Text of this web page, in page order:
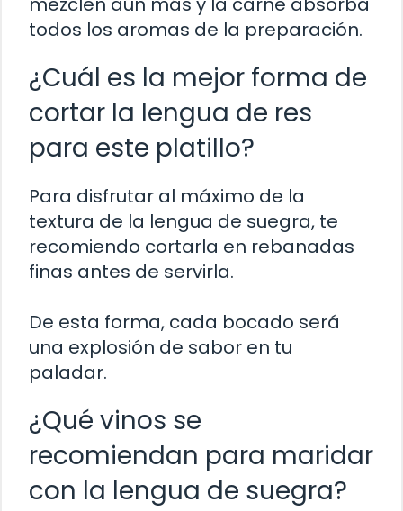
todos los aromas de la preparación.
¿Cuál es la mejor forma de
cortar la lengua de res
para este platillo?
Para disfrutar al máximo de la
textura de la lengua de suegra, te
recomiendo cortarla en rebanadas
finas antes de servirla.
De esta forma, cada bocado será
una explosión de sabor en tu
paladar.
¿Qué vinos se
recomiendan para maridar
con la lengua de suegra?